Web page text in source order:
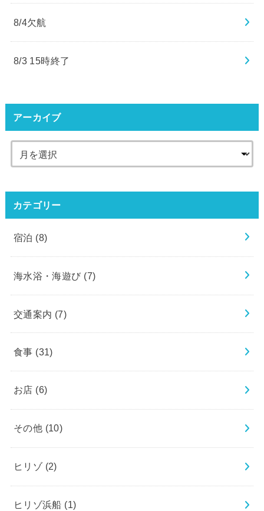
8/4欠航
8/3 15時終了
アーカイブ
カテゴリー
宿泊 (8)
海水浴・海遊び (7)
交通案内 (7)
食事 (31)
お店 (6)
その他 (10)
ヒリゾ (2)
ヒリゾ浜船 (1)